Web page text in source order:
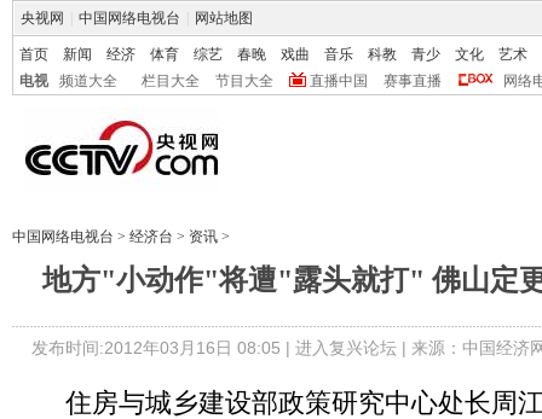
央视网 中国网络电视台 网站地图
首页 新闻 经济 体育 综艺 春晚 戏曲 音乐 科教 青少 文化
艺术
电视
频道大全 栏目大全 节目大全 直播中国 赛事直播 网络
中国网络电视台 > 经济台 > 资讯 >
地方"小动作"将遭"露头就打" 佛山定
发布时间:2012年03月16日 08:05 | 进入复兴论坛| 来源：中国经济
住房与城乡建设部政策研究中心处长周